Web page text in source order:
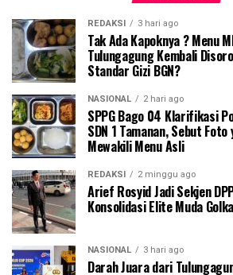
REDAKSI 3 hari ago
Tak Ada Kapoknya ? Menu
Tulungagung Kembali
Standar Gizi BGN?
NASIONAL 2 hari ago
SPPG Bago 04 Klarifikasi
SDN 1 Tamanan, Sebut
Mewakili Menu Asli
REDAKSI 2 minggu ago
Arief Rosyid Jadi Sekjen
Konsolidasi Elite Muda
NASIONAL 3 hari ago
Darah Juara dari